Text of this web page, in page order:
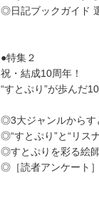
◎日記ブックガイド
●特集２
祝・結成10周年！
“すとぷり”が歩んだ
◎3大ジャンルからす
◎“すとぷり”と“リス
◎すとぷりを彩る絵
◎［読者アンケート